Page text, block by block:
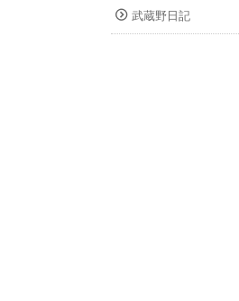
武蔵野日記